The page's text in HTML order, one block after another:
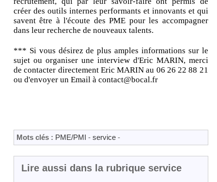
créer des outils internes performants et innovants et qui
savent être à l'écoute des PME pour les accompagner
dans leur recherche de nouveaux talents.
*** Si vous désirez de plus amples informations sur le
sujet ou organiser une interview d'Eric MARIN, merci
de contacter directement Eric MARIN au 06 26 22 88 21
ou d'envoyer un Email à contact@bocal.fr
Mots clés : PME/PMI - service -
Lire aussi dans la rubrique service